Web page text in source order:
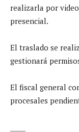
realizarla por
presencial.
El traslado se
gestionará
El fiscal general
procesales